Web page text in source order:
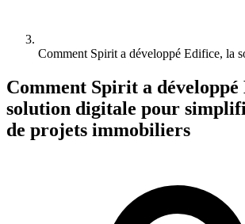
Comment Spirit a développé Edifice, la
Comment Spirit a
solution digitale pour
de projets immobiliers